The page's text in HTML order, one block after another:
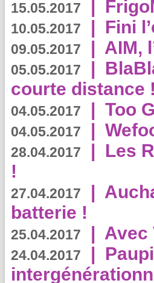
15.05.2017 |
10.05.2017 | Fini
09.05.2017 | AIM,
05.05.2017 |
courte distance !
04.05.2017 | Too
04.05.2017 |
28.04.2017 | Les
!
27.04.2017 |
batterie !
25.04.2017 | Avec
24.04.2017 |